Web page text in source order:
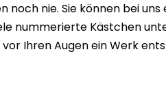
noch nie. Sie können bei uns
nummerierte Kästchen
Ihren Augen ein Werk